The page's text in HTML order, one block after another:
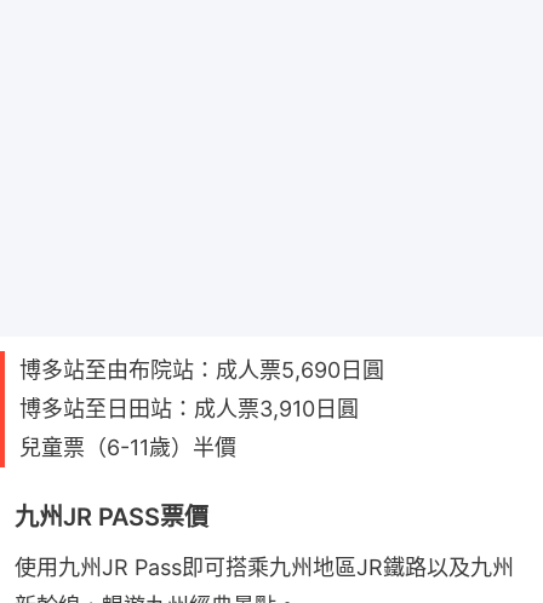
博多站至由布院站：成人票5,690日圓
博多站至日田站：成人票3,910日圓
兒童票（6-11歲）半價
九州JR PASS票價
使用九州JR Pass即可搭乘九州地區JR鐵路以及九州